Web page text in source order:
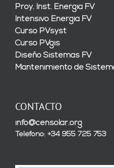
Proy. Inst. Energía FV
Intensivo Energía FV
Curso PVsyst
Curso PVgis
Diseño Sistemas FV
Mantenimiento de
CONTACTO
info@censolar.org
Teléfono: +34 955 725 753